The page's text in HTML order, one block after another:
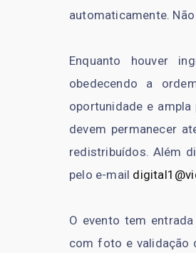
automaticamente.
Enquanto houver
obedecendo a
oportunidade e
devem permanecer
redistribuídos. Além
pelo e-mail
O evento tem
com foto e validação